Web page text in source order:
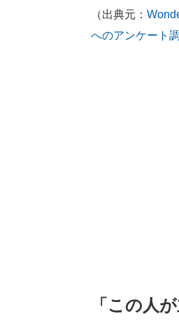
（出典元：
へのアンケート調
「この人